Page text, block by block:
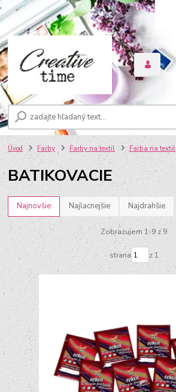
Úvod Farby Farby na textil Farba na textil
BATIKOVACIE
Najnovšie Najlacnejšie Najdrahšie
Zobrazujem 1-9 z 9
strana z 1